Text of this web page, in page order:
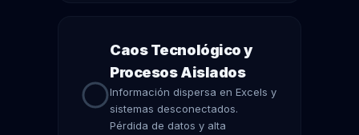
Caos Tecnológico y
Procesos Aislados
Información dispersa en Excels y
sistemas desconectados.
Pérdida de datos y alta